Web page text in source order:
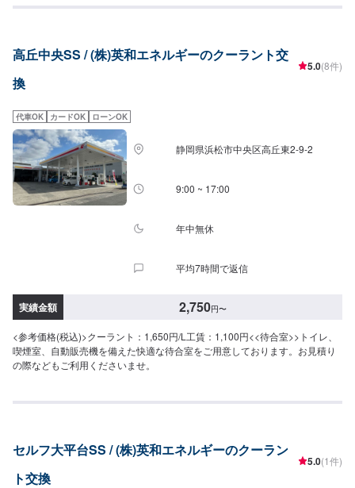
高丘中央SS / (株)英和エネルギーのクーラント交
換
5.0(8件)
代車OK カードOK ローンOK
静岡県浜松市中央区高丘東2-9-2
9:00 ~ 17:00
年中無休
平均7時間で返信
実績金額 2,750円〜
<参考価格(税込)>クーラント：1,650円/L工賃：1,100円<<待合室>>トイレ、
喫煙室、自動販売機を備えた快適な待合室をご用意しております。お見積り
の際などもご利用くださいませ。
セルフ大平台SS / (株)英和エネルギーのクーラン
ト交換
5.0(1件)